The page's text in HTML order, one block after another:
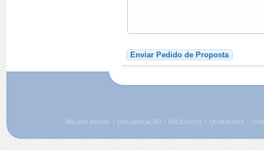
Enviar Pedido de Proposta
PÁGINA INICIAL| ORGANIZAÇÃO| PRODUTOS QUALIDADE